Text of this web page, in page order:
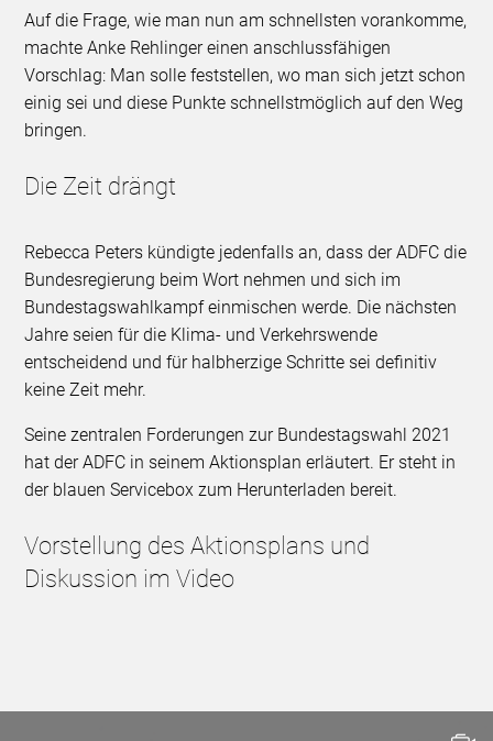
Auf die Frage, wie man nun am schnellsten vorankomme,
machte Anke Rehlinger einen anschlussfähigen
Vorschlag: Man solle feststellen, wo man sich jetzt schon
einig sei und diese Punkte schnellstmöglich auf den Weg
bringen.
Die Zeit drängt
Rebecca Peters kündigte jedenfalls an, dass der ADFC die
Bundesregierung beim Wort nehmen und sich im
Bundestagswahlkampf einmischen werde. Die nächsten
Jahre seien für die Klima- und Verkehrswende
entscheidend und für halbherzige Schritte sei definitiv
keine Zeit mehr.
Seine zentralen Forderungen zur Bundestagswahl 2021
hat der ADFC in seinem Aktionsplan erläutert. Er steht in
der blauen Servicebox zum Herunterladen bereit.
Vorstellung des Aktionsplans und
Diskussion im Video